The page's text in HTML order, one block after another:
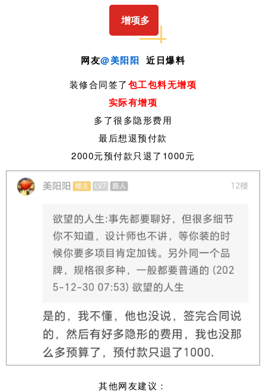
增项多
网友@美阳阳 近日爆料
装修合同签了包工包料无增项
实际有增项
多了很多隐形费用
最后想退预付款
2000元预付款只退了1000元
其他网友建议：